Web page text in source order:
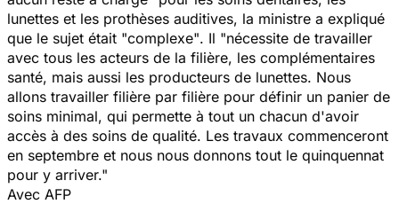
lunettes et les prothèses auditives, la ministre a expliqué
que le sujet était "complexe". Il "nécessite de travailler
avec tous les acteurs de la filière, les complémentaires
santé, mais aussi les producteurs de lunettes. Nous
allons travailler filière par filière pour définir un panier de
soins minimal, qui permette à tout un chacun d'avoir
accès à des soins de qualité. Les travaux commenceront
en septembre et nous nous donnons tout le quinquennat
pour y arriver."
Avec AFP